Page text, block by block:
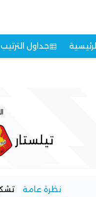
الرئيسية جداول الترتيب
تيلستار
نظرة عامة